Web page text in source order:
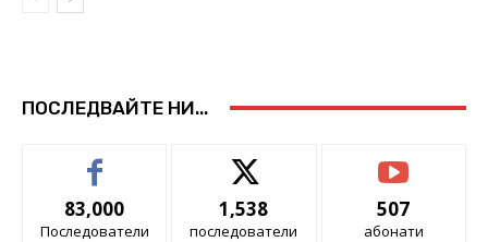
ПОСЛЕДВАЙТЕ НИ...
83,000
Последователи
1,538
последователи
507
абонати